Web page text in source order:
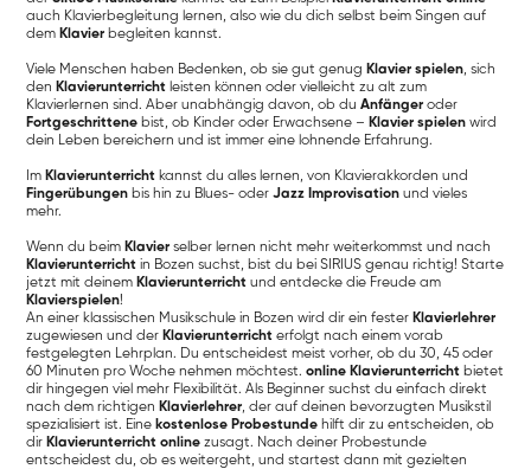
auch Klavierbegleitung lernen, also wie du dich selbst beim Singen auf
dem Klavier begleiten kannst.
Viele Menschen haben Bedenken, ob sie gut genug Klavier spielen, sich
den Klavierunterricht leisten können oder vielleicht zu alt zum
Klavierlernen sind. Aber unabhängig davon, ob duAnfänger oder
Fortgeschrittene bist, ob Kinder oder Erwachsene – Klavier spielen wird
dein Leben bereichern und ist immer eine lohnende Erfahrung.
Im Klavierunterricht kannst du alles lernen, von Klavierakkorden und
Fingerübungen bis hin zu Blues- oderJazz Improvisation und vieles
mehr.
Wenn du beim Klavier selber lernen nicht mehr weiterkommst und nach
Klavierunterricht in Bozen suchst, bist du bei SIRIUS genau richtig! Starte
jetzt mit deinem Klavierunterricht und entdecke die Freude am
Klavierspielen!
An einer klassischen Musikschule in Bozen wird dir ein fester Klavierlehrer
zugewiesen und der Klavierunterricht erfolgt nach einem vorab
festgelegten Lehrplan. Du entscheidest meist vorher, ob du 30, 45 oder
60 Minuten pro Woche nehmen möchtest.online Klavierunterricht bietet
dir hingegen viel mehr Flexibilität. Als Beginner suchst du einfach direkt
nach dem richtigen Klavierlehrer, der auf deinen bevorzugten Musikstil
spezialisiert ist. Eine kostenlose Probestunde hilft dir zu entscheiden, ob
dir Klavierunterricht online zusagt. Nach deiner Probestunde
entscheidest du, ob es weitergeht, und startest dann mit gezielten